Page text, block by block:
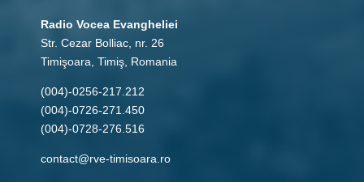
Radio Vocea Evangheliei
Str. Cezar Bolliac, nr. 26
Timişoara, Timiş, Romania
(004)-0256-217.212
(004)-0726-271.450
(004)-0728-276.516
contact@rve-timisoara.ro